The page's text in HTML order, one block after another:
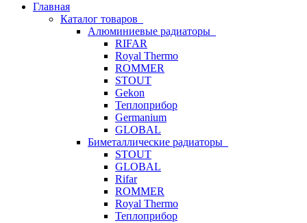
Главная
Каталог товаров
Алюминиевые радиаторы
RIFAR
Royal Thermo
ROMMER
STOUT
Gekon
Теплоприбор
Germanium
GLOBAL
Биметаллические радиаторы
STOUT
GLOBAL
Rifar
ROMMER
Royal Thermo
Теплоприбор